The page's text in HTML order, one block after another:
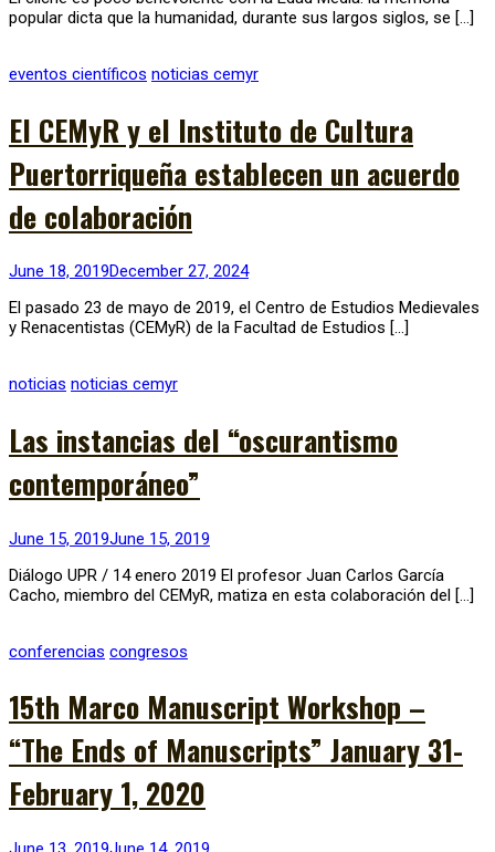
popular dicta que la humanidad, durante sus largos siglos, se […]
eventos científicos noticias cemyr
El CEMyR y el Instituto de Cultura
Puertorriqueña establecen un acuerdo
de colaboración
June 18, 2019December 27, 2024
El pasado 23 de mayo de 2019, el Centro de Estudios Medievales
y Renacentistas (CEMyR) de la Facultad de Estudios […]
noticias noticias cemyr
Las instancias del “oscurantismo
contemporáneo”
June 15, 2019June 15, 2019
Diálogo UPR / 14 enero 2019 El profesor Juan Carlos García
Cacho, miembro del CEMyR, matiza en esta colaboración del […]
conferencias congresos
15th Marco Manuscript Workshop –
“The Ends of Manuscripts” January 31-
February 1, 2020